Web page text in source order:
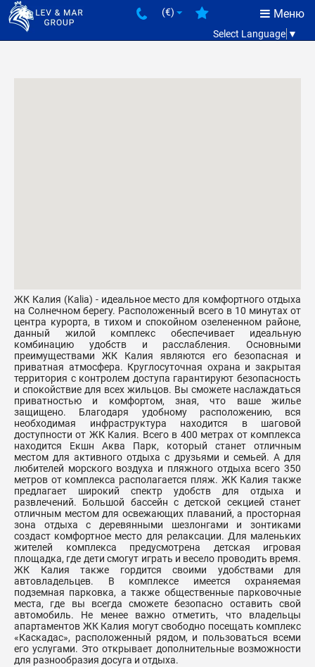
Меню
(€)
Select Language ▼
ЖК Калия (Kalia) - идеальное место для комфортного отдыха
на Солнечном берегу. Расположенный всего в 10 минутах от
центра курорта, в тихом и спокойном озелененном районе,
данный жилой комплекс обеспечивает идеальную
комбинацию удобств и расслабления. Основными
преимуществами ЖК Калия являются его безопасная и
приватная атмосфера. Круглосуточная охрана и закрытая
территория с контролем доступа гарантируют безопасность
и спокойствие для всех жильцов. Вы сможете наслаждаться
приватностью и комфортом, зная, что ваше жилье
защищено. Благодаря удобному расположению, вся
необходимая инфраструктура находится в шаговой
доступности от ЖК Калия. Всего в 400 метрах от комплекса
находится Екшн Аква Парк, который станет отличным
местом для активного отдыха с друзьями и семьей. А для
любителей морского воздуха и пляжного отдыха всего 350
метров от комплекса располагается пляж. ЖК Калия также
предлагает широкий спектр удобств для отдыха и
развлечений. Большой бассейн с детской секцией станет
отличным местом для освежающих плаваний, а просторная
зона отдыха с деревянными шезлонгами и зонтиками
создаст комфортное место для релаксации. Для маленьких
жителей комплекса предусмотрена детская игровая
площадка, где дети смогут играть и весело проводить время.
ЖК Калия также гордится своими удобствами для
автовладельцев. В комплексе имеется охраняемая
подземная парковка, а также общественные парковочные
места, где вы всегда сможете безопасно оставить свой
автомобиль. Не менее важно отметить, что владельцы
апартаментов ЖК Калия могут свободно посещать комплекс
«Каскадас», расположенный рядом, и пользоваться всеми
его услугами. Это открывает дополнительные возможности
для разнообразия досуга и отдыха.